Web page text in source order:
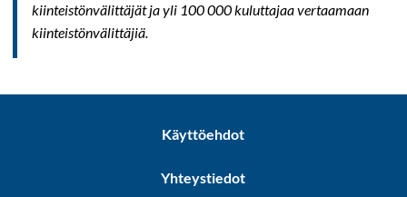
kiinteistönvälittäjät ja yli 100 000 kuluttajaa vertaamaan
kiinteistönvälittäjiä.
Käyttöehdot
Yhteystiedot